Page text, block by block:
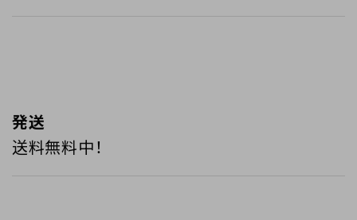
発送
送料無料中！